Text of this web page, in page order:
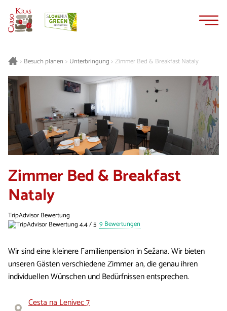
> Besuch planen > Unterbringung >Zimmer Bed & Breakfast Nataly
Zimmer Bed & Breakfast
Nataly
TripAdvisor Bewertung
9 Bewertungen
Wir sind eine kleinere Familienpension in Sežana. Wir bieten
unseren Gästen verschiedene Zimmer an, die genau ihren
individuellen Wünschen und Bedürfnissen entsprechen.
Cesta na Lenivec 7